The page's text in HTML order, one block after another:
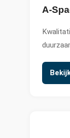
A-